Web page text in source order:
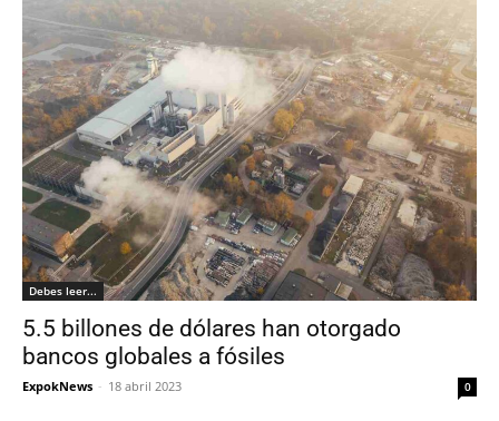
Debes leer...
5.5 billones de dólares han otorgado
bancos globales a fósiles
ExpokNews - 18 abril 2023 0